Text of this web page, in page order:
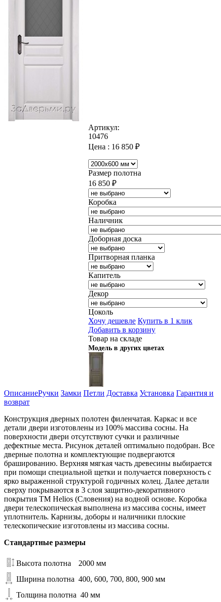
Артикул:
10476
Цена : 16 850 ₽
Размер полотна
16 850 ₽
Коробка
Наличник
Доборная доска
Притворная планка
Капитель
Декор
Цоколь
Хочу дешевле Купить в 1 клик
Добавить в корзину
Товар на складе
Модель в других цветах
ОписаниеРучки Замки Петли Доставка Установка Гарантия и
возврат
Конструкция дверных полотен филенчатая. Каркас и все
детали двери изготовлены из 100% массива сосны. На
поверхности двери отсутствуют сучки и различные
дефектные места. Рисунок деталей оптимально подобран. Все
дверные полотна и комплектующие подвергаются
брашированию. Верхняя мягкая часть древесины выбирается
при помощи специальной щетки и получается поверхность с
ярко выраженной структурой годичных колец. Далее детали
сверху покрываются в 3 слоя защитно-декоративного
покрытия ТМ Helios (Словения) на водной основе. Коробка
двери телескопическая выполнена из массива сосны, имеет
уплотнитель. Карнизы, доборы и наличники плоские
телескопические изготовлены из массива сосны.
Стандартные размеры
Высота полотна
2000 мм
Ширина полотна 400, 600, 700, 800, 900 мм
Толщина полотна 40 мм